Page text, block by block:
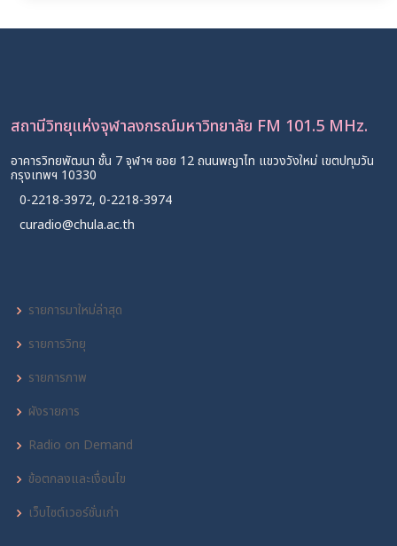
สถานีวิทยุแห่งจุฬาลงกรณ์มหาวิทยาลัย FM 101.5 MHz.
อาคารวิทยพัฒนา ชั้น 7 จุฬาฯ ซอย 12 ถนนพญาไท แขวงวังใหม่ เขตปทุมวัน
กรุงเทพฯ 10330
0-2218-3972, 0-2218-3974
curadio@chula.ac.th
รายการมาใหม่ล่าสุด
รายการวิทยุ
รายการภาพ
ผังรายการ
Radio on Demand
ข้อตกลงและเงื่อนไข
เว็บไซต์เวอร์ชั่นเก่า